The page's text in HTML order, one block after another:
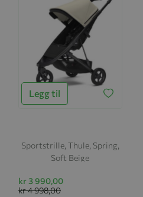
Legg til
Sportstrille, Thule, Spring,
Soft Beige
kr 3 990,00
kr 4 998,00